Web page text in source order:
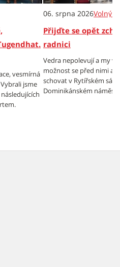
vesmírná
jsme
06. srpna 2026Volný
Přijďte se opět
radnici
Vedra nepolevují a my
možnost se před nimi
schovat v Rytířském
Dominikánském náměstí.